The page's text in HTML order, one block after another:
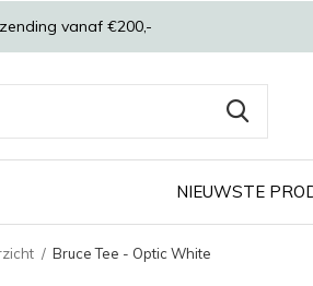
NIEUWSTE
vanaf €200,-
Bruce Tee - Optic White